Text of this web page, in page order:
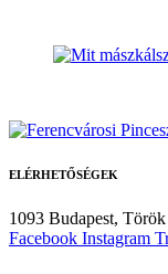
ELÉRHETŐSÉGEK
1093 Budapest, Török
Facebook Instagram